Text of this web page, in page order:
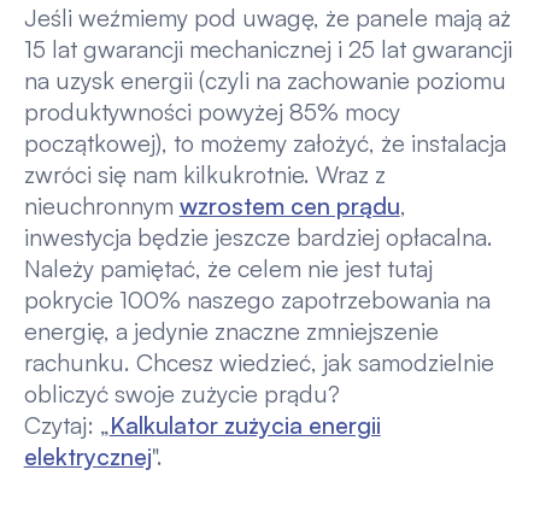
Jeśli weźmiemy pod uwagę, że panele mają aż
15 lat gwarancji mechanicznej i 25 lat gwarancji
na uzysk energii (czyli na zachowanie poziomu
produktywności powyżej 85% mocy
początkowej), to możemy założyć, że instalacja
zwróci się nam kilkukrotnie. Wraz z
nieuchronnym wzrostem cen prądu,
inwestycja będzie jeszcze bardziej opłacalna.
Należy pamiętać, że celem nie jest tutaj
pokrycie 100% naszego zapotrzebowania na
energię, a jedynie znaczne zmniejszenie
rachunku. Chcesz wiedzieć, jak samodzielnie
obliczyć swoje zużycie prądu?
Czytaj: „Kalkulator zużycia energii
elektrycznej".